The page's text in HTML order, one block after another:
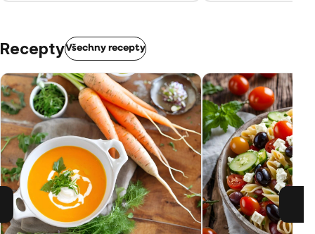
ReceptyVšechny recepty